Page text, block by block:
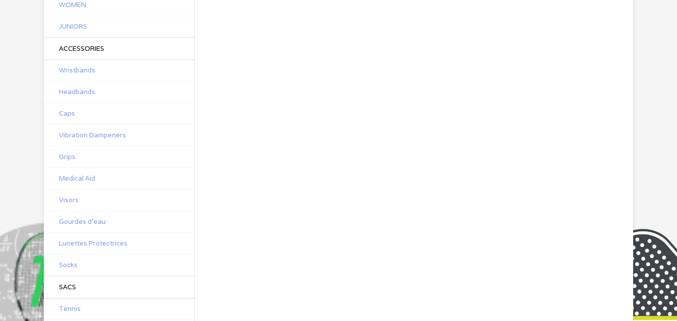
WOMEN
JUNIORS
ACCESSORIES
Wristbands
Headbands
Caps
Vibration Dampeners
Grips
Medical Aid
Visors
Gourdes d'eau
Lunettes Protectrices
Socks
SACS
Tennis